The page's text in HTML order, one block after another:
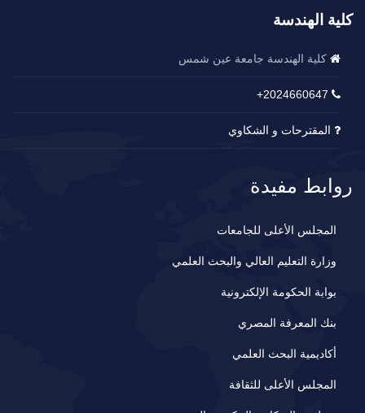
كلية الهندسة
كلية الهندسة جامعة عين شمس
2024660647+
المقترحات و الشكاوي
روابط مفيدة
المجلس الأعلى للجامعات
وزارة التعليم العالي والبحث العلمي
بوابة الحكومة الإلكترونية
بنك المعرفة المصري
أكاديمية البحث العلمي
المجلس الأعلى للثقافة